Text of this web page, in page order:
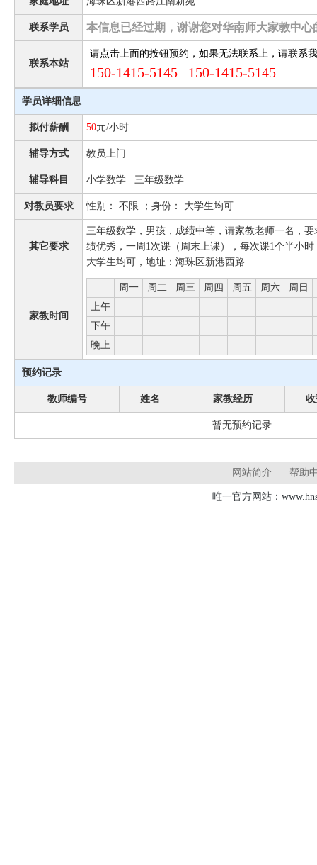
联系学员 本信息已经过期，谢谢您对华南师大家教中心
联系本站
请点击上面的按钮预约，如果无法联系上，请联系
150-1415-5145 150-1415-5145
学员详细信息
拟付薪酬 50元/小时
辅导方式 教员上门
辅导科目 小学数学 三年级数学
对教员要求 性别： 不限 ；身份： 大学生均可
其它要求
三年级数学，男孩，成绩中等，请家教老师一名，
绩优秀，一周1次课（周末上课），每次课1个半小
大学生均可，地址：海珠区新港西路
家教时间
周一 周二 周三 周四 周五 周六 周日
上午
下午
晚上
预约记录
教师编号 姓名 家教经历
暂无预约记录
网站简介 帮助
唯一官方网站：